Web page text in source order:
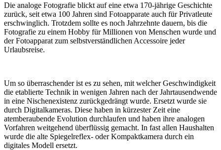
Die analoge Fotografie blickt auf eine etwa 170-jährige Geschichte
zurück, seit etwa 100 Jahren sind Fotoapparate auch für Privatleute
erschwinglich. Trotzdem sollte es noch Jahrzehnte dauern, bis die
Fotografie zu einem Hobby für Millionen von Menschen wurde und
der Fotoapparat zum selbstverständlichen Accessoire jeder
Urlaubsreise.
Um so überraschender ist es zu sehen, mit welcher Geschwindigkeit
die etablierte Technik in wenigen Jahren nach der Jahrtausendwende
in eine Nischenexistenz zurückgedrängt wurde. Ersetzt wurde sie
durch Digitalkameras. Diese haben in kürzester Zeit eine
atemberaubende Evolution durchlaufen und haben ihre analogen
Vorfahren weitgehend überflüssig gemacht. In fast allen Haushalten
wurde die alte Spiegelreflex- oder Kompaktkamera durch ein
digitales Modell ersetzt.